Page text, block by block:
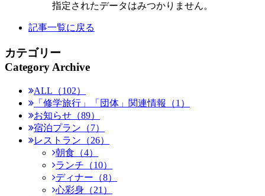
指定されたデータはみつかりません。
記事一覧に戻る
カテゴリー
Category Archive
ALL（102）
「修学旅行」「団体」関連情報（1）
お知らせ（89）
宿泊プラン（7）
レストラン（26）
朝食（4）
ランチ（10）
ディナー（8）
心彩身（21）